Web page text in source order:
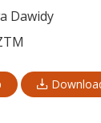
Dawidy